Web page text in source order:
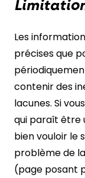
Les
précises que
contenir des
lacunes. Si
qui paraît être
bien vouloir le
problème de
(page posant